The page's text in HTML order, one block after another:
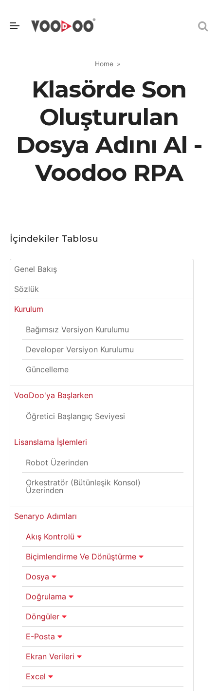
Home
Klasörde Son
Oluşturulan
Dosya Adını Al -
Voodoo RPA
İçindekiler Tablosu
Genel Bakış
Sözlük
Kurulum
Bağımsız Versiyon Kurulumu
Developer Versiyon Kurulumu
Güncelleme
VooDoo'ya Başlarken
Öğretici Başlangıç Seviyesi
Lisanslama İşlemleri
Robot Üzerinden
Orkestratör (Bütünleşik Konsol)
Üzerinden
Senaryo Adımları
Akış Kontrolü
Biçimlendirme Ve Dönüştürme
Dosya
Doğrulama
Döngüler
E-Posta
Ekran Verileri
Excel